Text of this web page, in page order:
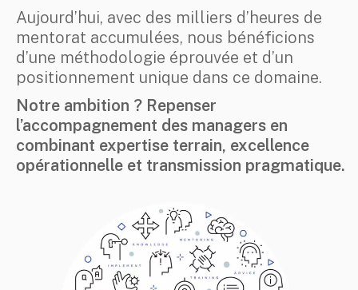
Aujourd’hui, avec des milliers d’heures de
mentorat accumulées, nous bénéficions
d’une méthodologie éprouvée et d’un
positionnement unique dans ce domaine.
Notre ambition ? Repenser
l’accompagnement des managers en
combinant expertise terrain, excellence
opérationnelle et transmission pragmatique.